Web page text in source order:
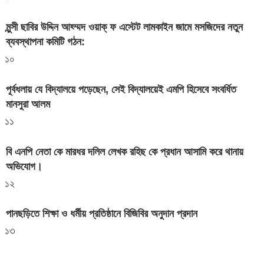
মুন্সী ছাবির উদ্দিন আহ্ম্মদ ওয়াক্ ফ এস্টেট লামকাইন জামে মসজিদের নতুন
ব্যবস্থাপনা কমিটি গঠন:
১০
পূর্বধলায় যে বিদ্যালয়ে পড়েছেন, সেই বিদ্যালয়েই এমপি হিসেবে সংবর্ধিত
মানসুরা আলম
১১
বি এনপি নেতা কে মারধর দলিল লেখক রহিছ কে প্রধান আসামি করে থানায়
অভিযোগ। ‎
১২
পানছড়িতে শিক্ষা ও ধর্মীয় প্রতিষ্ঠানে বিজিবির অনুদান প্রদান
১৩